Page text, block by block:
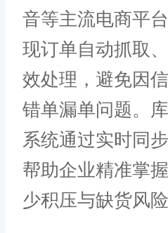
音等主流电商平
现订单自动抓取
效处理，避免因
错单漏单问题。
系统通过实时同
帮助企业精准掌
少积压与缺货风险